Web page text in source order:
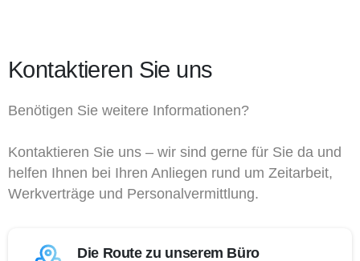
Kontaktieren Sie uns
Benötigen Sie weitere Informationen?
Kontaktieren Sie uns – wir sind gerne für Sie da und
helfen Ihnen bei Ihren Anliegen rund um Zeitarbeit,
Werkverträge und Personalvermittlung.
Die Route zu unserem Büro